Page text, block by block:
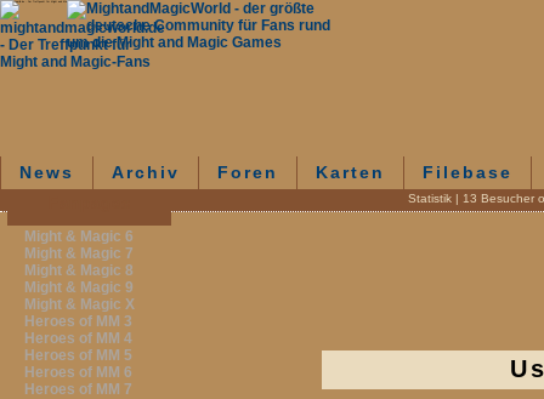
mightandmagicworld.de - Der Treffpunkt für Might and Magic-Fans
News Archiv Foren Karten Filebase
Might & Magic 6
Might & Magic 7
Might & Magic 8
Might & Magic 9
Might & Magic X
Heroes of MM 3
Heroes of MM 4
Heroes of MM 5
Heroes of MM 6
Heroes of MM 7
Statistik | 13 Besucher